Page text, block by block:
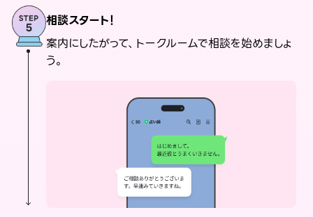
相談スタート！
案内にしたがって、トークルームで相談を始めましょ
う。